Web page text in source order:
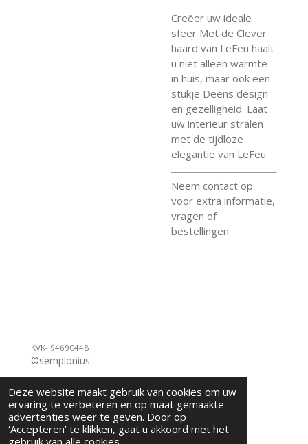
Deze website maakt gebruik van cookies om uw
ervaring te verbeteren en op maat gemaakte
advertenties weer te geven. Door op
‘Accepteren’ te klikken, gaat u akkoord met het
gebruik van alle cookies.
Creëer uw ideale
sfeer Met de Clever
haard van LeFeu haalt
u niet alleen warmte
in huis, maar ook een
stukje Deens design
en gezelligheid. Laat
uw interieur stralen
met de tijdloze
elegantie van LeFeu.
Neem contact op
voor extra informatie,
vragen of
bestellingen.
KVK- 94690448
©semplonius